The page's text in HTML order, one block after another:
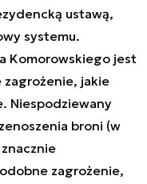
ustawą,
systemu.
Komorowskiego jest
zagrożenie, jakie
Niespodziewany
broni (w
zagrożenie,